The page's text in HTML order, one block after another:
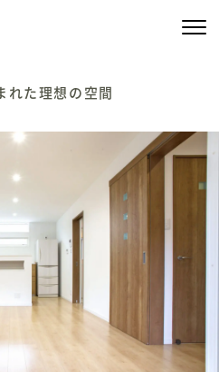
れた理想の空間